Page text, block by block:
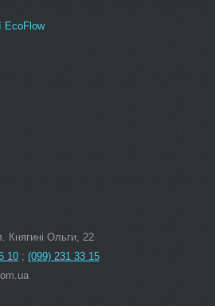
EcoFlow
Княгині Ольги, 22
10 ; (099) 231 33 15